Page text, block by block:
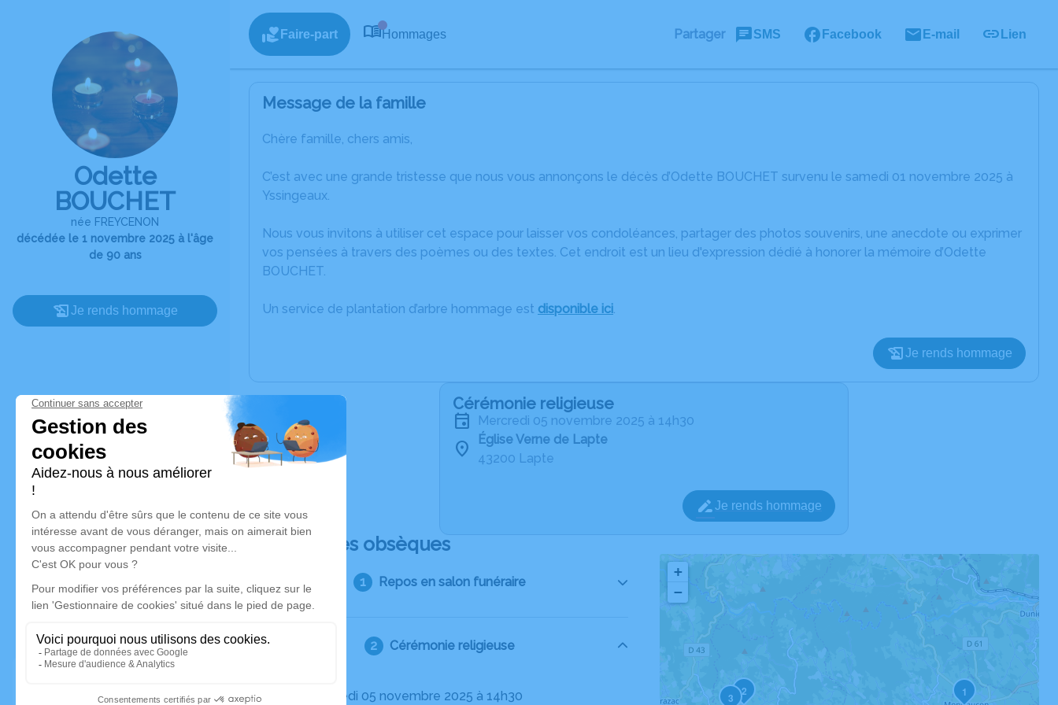
Odette
BOUCHET
née FREYCENON
décédée le 1 novembre 2025 à l'âge
de 90 ans
Je rends hommage
Faire-part Hommages Partager SMS Facebook E-mail Lien
Message de la famille
Chère famille, chers amis,
C’est avec une grande tristesse que nous vous annonçons le décès d’Odette BOUCHET survenu le samedi 01 novembre 2025 à
Yssingeaux.
Nous vous invitons à utiliser cet espace pour laisser vos condoléances, partager des photos souvenirs, une anecdote ou exprimer
vos pensées à travers des poèmes ou des textes. Cet endroit est un lieu d'expression dédié à honorer la mémoire d’Odette
BOUCHET.
Un service de plantation d’arbre hommage est disponible ici.
Je rends hommage
Cérémonie religieuse
mercredi 05 novembre 2025 à 14h30
Église Verne de Lapte
43200 Lapte
Je rends hommage
Déroulé des obsèques
Repos en salon funéraire
Cérémonie religieuse
Le mercredi 05 novembre 2025 à 14h30 1
2
3
+
−